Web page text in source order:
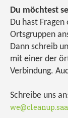
Du möchtest
Du hast
Ortsgruppen
Dann schreib
mit einer der
Verbindung.
Schreibe uns